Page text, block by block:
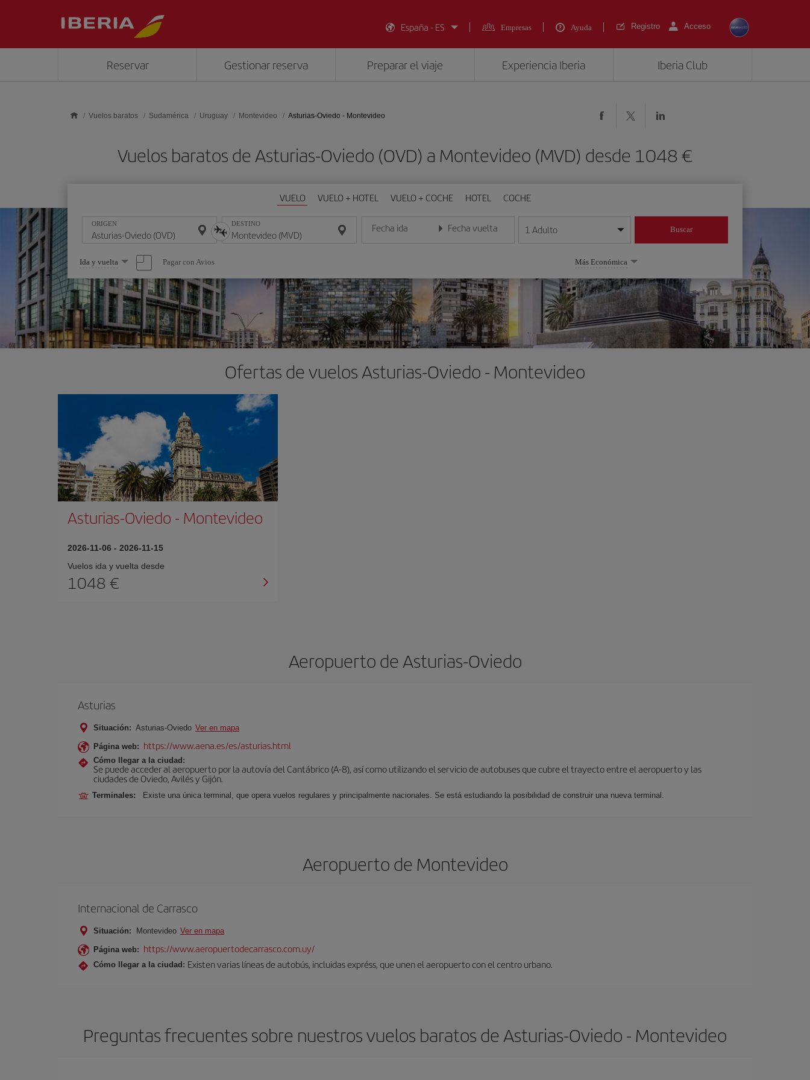
España - ES
Empresas Ayuda Registro Acceso
Reservar Gestionar reserva Preparar el viaje Experiencia Iberia Iberia Club
Vuelos baratos Sudamérica Uruguay Montevideo Asturias-Oviedo - Montevideo
Vuelos baratos de Asturias-Oviedo (OVD) a Montevideo (MVD) desde 1048 €
VUELO VUELO + HOTEL VUELO + COCHE HOTEL COCHE
ORIGEN DESTINO Fecha ida
Introduce la fecha en formato día/mes/año
Fecha vuelta
Introduce la fecha en formato día/mes/año
1 Adulto Buscar
Seleccione
una
opción
Ida y vuelta Pagar con Avios Más Económica
Ofertas de vuelos Asturias-Oviedo - Montevideo
Asturias-Oviedo - Montevideo
2026-11-06 - 2026-11-15
Vuelos ida y vuelta desde
1048 €
Aeropuerto de Asturias-Oviedo
Asturias
Situación: Asturias-Oviedo Ver en mapa
Página web: https://www.aena.es/es/asturias.html
Cómo llegar a la ciudad:
Se puede acceder al aeropuerto por la autovía del Cantábrico (A-8), así como utilizando el servicio de autobuses que cubre el trayecto entre el aeropuerto y las
ciudades de Oviedo, Avilés y Gijón.
Terminales: Existe una única terminal, que opera vuelos regulares y principalmente nacionales. Se está estudiando la posibilidad de construir una nueva terminal.
Aeropuerto de Montevideo
Internacional de Carrasco
Situación: Montevideo Ver en mapa
Página web: https://www.aeropuertodecarrasco.com.uy/
Cómo llegar a la ciudad: Existen varias líneas de autobús, incluidas expréss, que unen el aeropuerto con el centro urbano.
Preguntas frecuentes sobre nuestros vuelos baratos de Asturias-Oviedo - Montevideo